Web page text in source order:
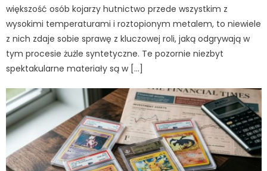
większość osób kojarzy hutnictwo przede wszystkim z
wysokimi temperaturami i roztopionym metalem, to niewiele
z nich zdaje sobie sprawę z kluczowej roli, jaką odgrywają w
tym procesie żużle syntetyczne. Te pozornie niezbyt
spektakularne materiały są w […]